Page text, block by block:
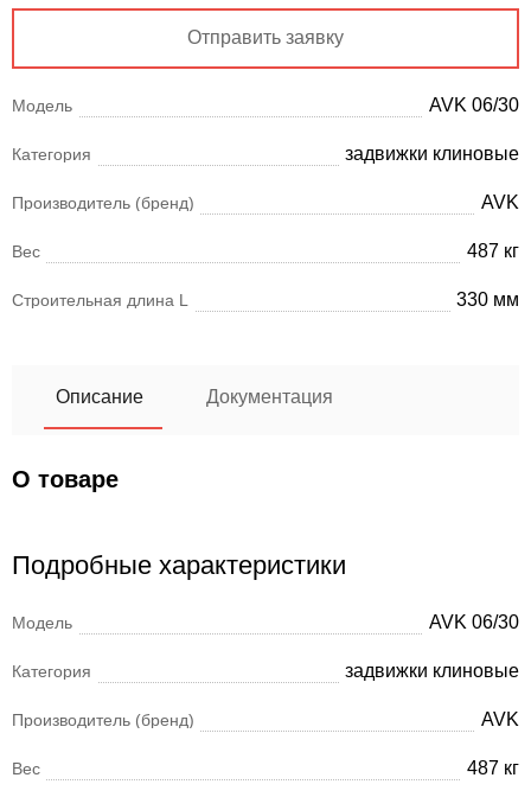
Отправить заявку
Модель AVK 06/30
Категория задвижки клиновые
Производитель (бренд) AVK
Вес 487 кг
Строительная длина L 330 мм
Описание Документация
О товаре
Подробные характеристики
Модель AVK 06/30
Категория задвижки клиновые
Производитель (бренд) AVK
Вес 487 кг